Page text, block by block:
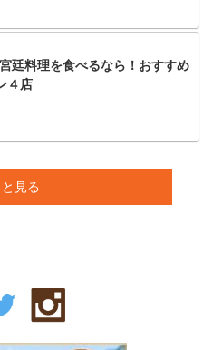
廷料理を食べるなら！おすすめ
４店
見る